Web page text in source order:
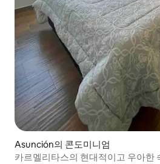
Asunción의 콘도미니엄
카르멜리타스의 현대적이고 우아한